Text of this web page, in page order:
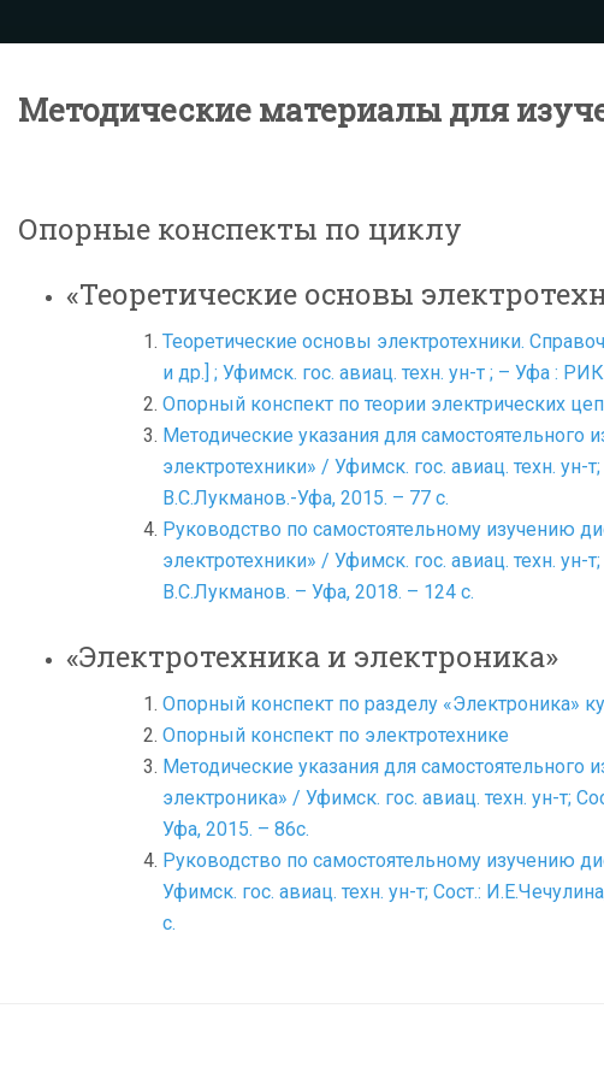
Методические материалы для
Опорные конспекты по циклу
«Теоретические основы
Теоретические основы электротехники.
и др.] ; Уфимск. гос. авиац. техн. ун-т ; – Уфа :
Опорный конспект по теории электрических
Методические указания для
электротехники» / Уфимск. гос. авиац. техн. ун-
В.С.Лукманов.-Уфа, 2015. – 77 с.
Руководство по самостоятельному изучению
электротехники» / Уфимск. гос. авиац. техн. ун-
В.С.Лукманов. – Уфа, 2018. – 124 с.
«Электротехника и электроника»
Опорный конспект по разделу «Электроника»
Опорный конспект по электротехнике
Методические указания для самостоятельного
электроника» / Уфимск. гос. авиац. техн. ун-т;
Уфа, 2015. – 86с.
Руководство по самостоятельному изучению
Уфимск. гос. авиац. техн. ун-т; Сост.:
с.